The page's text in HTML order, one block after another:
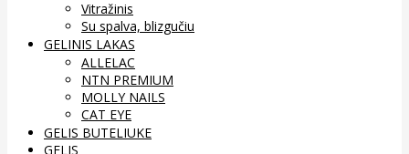
Vitražinis
Su spalva, blizgučiu
GELINIS LAKAS
ALLELAC
NTN PREMIUM
MOLLY NAILS
CAT EYE
GELIS BUTELIUKE
GELIS